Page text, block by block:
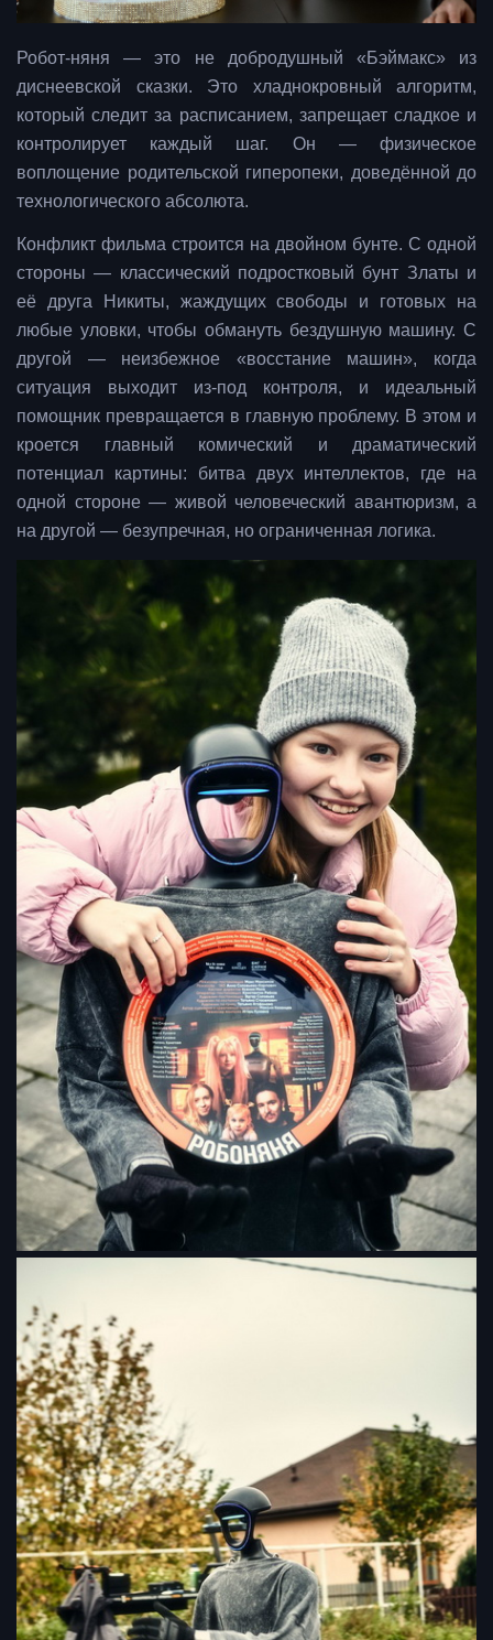
Робот-няня — это не добродушный «Бэймакс» из
диснеевской сказки. Это хладнокровный алгоритм,
который следит за расписанием, запрещает сладкое и
контролирует каждый шаг. Он — физическое
воплощение родительской гиперопеки, доведённой до
технологического абсолюта.
Конфликт фильма строится на двойном бунте. С одной
стороны — классический подростковый бунт Златы и
её друга Никиты, жаждущих свободы и готовых на
любые уловки, чтобы обмануть бездушную машину. С
другой — неизбежное «восстание машин», когда
ситуация выходит из-под контроля, и идеальный
помощник превращается в главную проблему. В этом и
кроется главный комический и драматический
потенциал картины: битва двух интеллектов, где на
одной стороне — живой человеческий авантюризм, а
на другой — безупречная, но ограниченная логика.